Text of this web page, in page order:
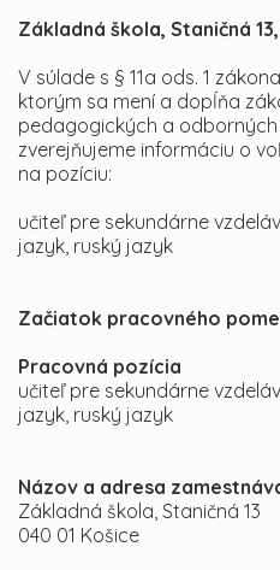
Základná škola, Staničná
V súlade s § 11a ods. 1
ktorým sa mení a dopĺňa
pedagogických a
zverejňujeme informáciu o
na pozíciu:
učiteľ pre sekundárne
jazyk, ruský jazyk
Začiatok pracovného
Pracovná pozícia
učiteľ pre sekundárne
jazyk, ruský jazyk
Názov a adresa
Základná škola, Staničná 13
040 01 Košice